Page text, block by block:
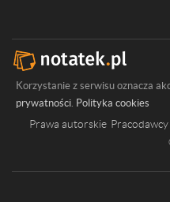
Korzystanie z serwisu oznacza
prywatności. Polityka cookies
Prawa autorskie